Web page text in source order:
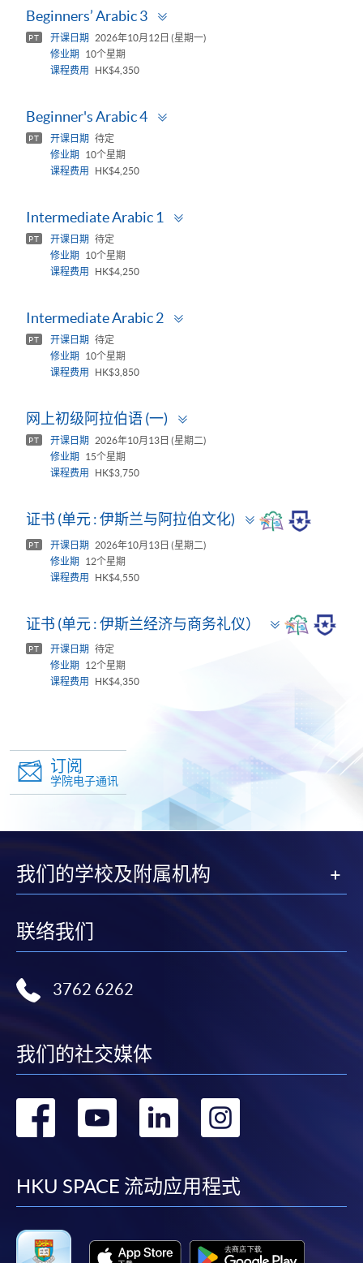
Beginners’ Arabic 3
PT 开课日期
2026年10月12日 (星期一)
修业期
10个星期
课程费用
HK$4,350
Beginner's Arabic 4
PT 开课日期
待定
修业期
10个星期
课程费用
HK$4,250
Intermediate Arabic 1
PT 开课日期
待定
修业期
10个星期
课程费用
HK$4,250
Intermediate Arabic 2
PT 开课日期
待定
修业期
10个星期
课程费用
HK$3,850
网上初级阿拉伯语 (一)
PT 开课日期
2026年10月13日 (星期二)
修业期
15个星期
课程费用
HK$3,750
证书 (单元 : 伊斯兰与阿拉伯文化)
Toggle
panel
PT 开课日期
2026年10月13日 (星期二)
修业期
12个星期
课程费用
HK$4,550
证书 (单元 : 伊斯兰经济与商务礼仪）
Toggle
panel
PT 开课日期
待定
修业期
12个星期
课程费用
HK$4,350
订阅
学院电子通讯
我们的学校及附属机构
联络我们
3762 6262
我们的社交媒体
转
facebook
转
youtube
转
linkedin
HKU SPACE 流动应用程式